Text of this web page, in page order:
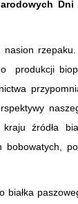
produkcji
źródła